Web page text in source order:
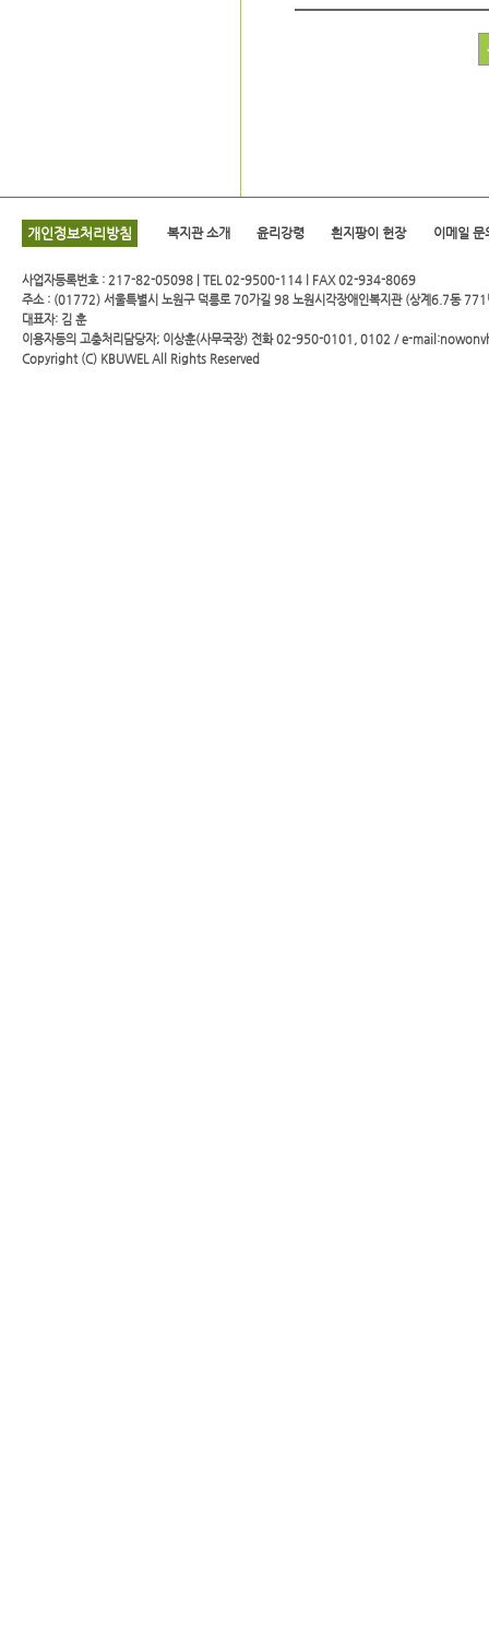
개인정보처리방침 복지관 소개 윤리강령 흰지팡이 헌장 이메일 문
사업자등록번호 : 217-82-05098 | TEL 02-9500-114 l FAX 02-934-8069
주소 : (01772) 서울특별시 노원구 덕릉로 70가길 98 노원시각장애인복지관 (상계6.7동 771
대표자: 김 훈
이용자등의 고충처리담당자; 이상훈(사무국장) 전화 02-950-0101, 0102 / e-
Copyright (C) KBUWELAll Rights Reserved